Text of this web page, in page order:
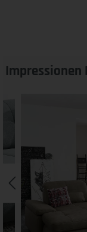
Impressionen